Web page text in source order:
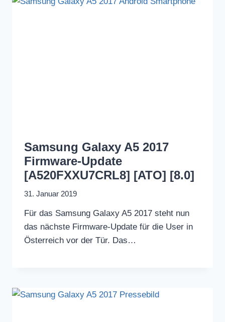
Samsung Galaxy A5 2017
Firmware-Update
[A520FXXU7CRL8] [ATO] [8.0]
31. Januar 2019
Für das Samsung Galaxy A5 2017 steht nun
das nächste Firmware-Update für die User in
Österreich vor der Tür. Das…